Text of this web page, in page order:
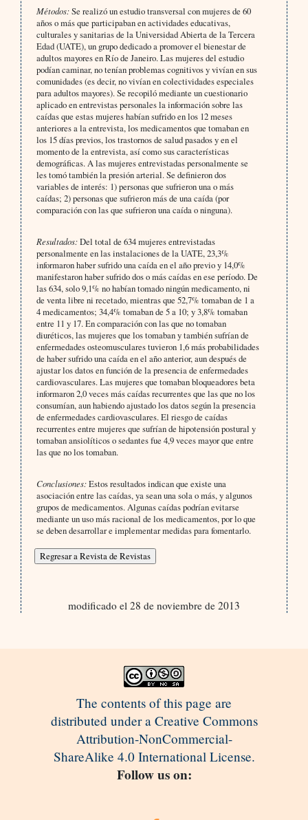
Métodos:Se realizó un estudio transversal con mujeres de 60
años o más que participaban en actividades educativas,
culturales y sanitarias de la Universidad Abierta de la Tercera
Edad (UATE), un grupo dedicado a promover el bienestar de
adultos mayores en Río de Janeiro. Las mujeres del estudio
podían caminar, no tenían problemas cognitivos y vivían en sus
comunidades (es decir, no vivían en colectividades especiales
para adultos mayores). Se recopiló mediante un cuestionario
aplicado en entrevistas personales la información sobre las
caídas que estas mujeres habían sufrido en los 12 meses
anteriores a la entrevista, los medicamentos que tomaban en
los 15 días previos, los trastornos de salud pasados y en el
momento de la entrevista, así como sus características
demográficas. A las mujeres entrevistadas personalmente se
les tomó también la presión arterial. Se definieron dos
variables de interés: 1) personas que sufrieron una o más
caídas; 2) personas que sufrieron más de una caída (por
comparación con las que sufrieron una caída o ninguna).
Resultados:Del total de 634 mujeres entrevistadas
personalmente en las instalaciones de la UATE, 23,3%
informaron haber sufrido una caída en el año previo y 14,0%
manifestaron haber sufrido dos o más caídas en ese período. De
las 634, solo 9,1% no habían tomado ningún medicamento, ni
de venta libre ni recetado, mientras que 52,7% tomaban de 1 a
4 medicamentos; 34,4% tomaban de 5 a 10; y 3,8% tomaban
entre 11 y 17. En comparación con las que no tomaban
diuréticos, las mujeres que los tomaban y también sufrían de
enfermedades osteomusculares tuvieron 1,6 más probabilidades
de haber sufrido una caída en el año anterior, aun después de
ajustar los datos en función de la presencia de enfermedades
cardiovasculares. Las mujeres que tomaban bloqueadores beta
informaron 2,0 veces más caídas recurrentes que las que no los
consumían, aun habiendo ajustado los datos según la presencia
de enfermedades cardiovasculares. El riesgo de caídas
recurrentes entre mujeres que sufrían de hipotensión postural y
tomaban ansiolíticos o sedantes fue 4,9 veces mayor que entre
las que no los tomaban.
Conclusiones:Estos resultados indican que existe una
asociación entre las caídas, ya sean una sola o más, y algunos
grupos de medicamentos. Algunas caídas podrían evitarse
mediante un uso más racional de los medicamentos, por lo que
se deben desarrollar e implementar medidas para fomentarlo.
modificado el 28 de noviembre de 2013
The contents of this page are
distributed under a Creative Commons
Attribution-NonCommercial-
ShareAlike 4.0 International License.
Follow us on: